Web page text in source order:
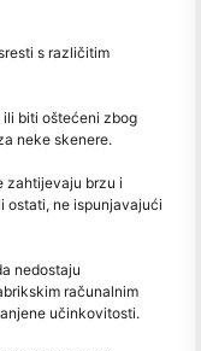
s različitim
ili biti oštećeni zbog
neke skenere.
zahtijevaju brzu i
ostati, ne ispunjavajući
nedostaju
računalnim
učinkovitosti.